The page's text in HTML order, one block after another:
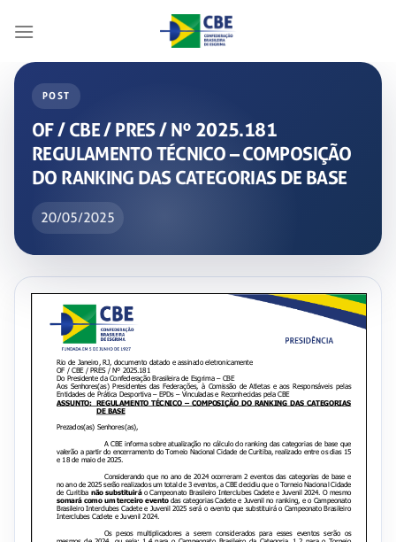
POST
OF / CBE / PRES / Nº 2025.181
REGULAMENTO TÉCNICO – COMPOSIÇÃO
DO RANKING DAS CATEGORIAS DE BASE
20/05/2025